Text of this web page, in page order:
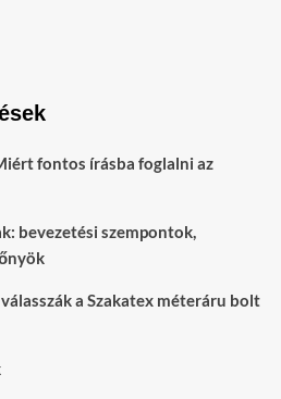
fontos írásba foglalni az
bevezetési szempontok,
a Szakatex méteráru bolt